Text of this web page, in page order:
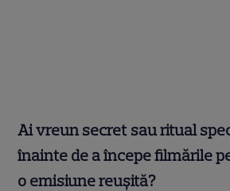
Ai vreun secret sau ritual
înainte de a începe filmările
o emisiune reușită?